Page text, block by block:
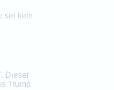
sei kein
Dieser
Trump